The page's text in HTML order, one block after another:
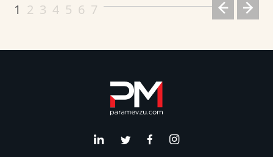
1 2 3 4 5 6 7